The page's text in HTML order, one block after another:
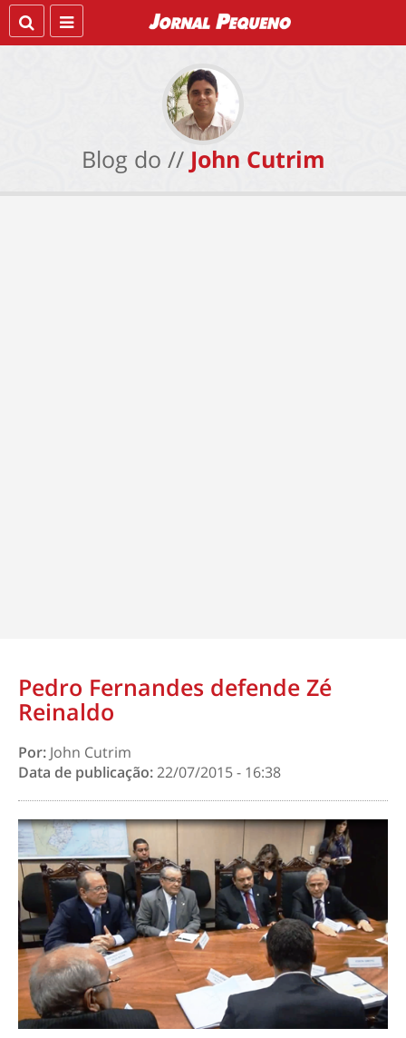
Blog do // John Cutrim
Pedro Fernandes defende Zé
Reinaldo
Por: John Cutrim
Data de publicação:22/07/2015 - 16:38